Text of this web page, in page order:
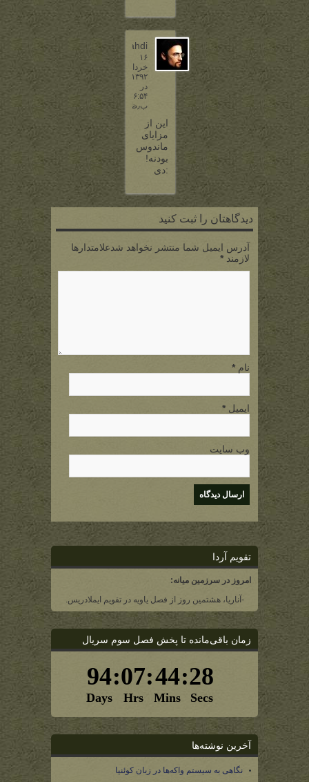
3DMahdi
۱۶
خرداد
۱۳۹۲
در
۶:۵۴
ب٫ظ
این از
مزایای
ماندوس
بودنه!
:دی
دیدگاهتان را ثبت کنید
آدرس ایمیل شما منتشر نخواهد شدعلامتدارها
لازمند *
نام *
ایمیل *
وب سایت
تقویم آردا
امروز در سرزمین میانه:
-آناریا، هشتمین روز از فصل یاویه در تقویم ایملادریس.
زمان باقی‌مانده تا پخش فصل سوم سریال
آخرین نوشته‌ها
نگاهی به سیستم واکه‌ها در زبان کوئنیا